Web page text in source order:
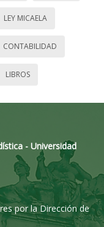
LEY MICAELA
CONTABILIDAD
LIBROS
- Universidad
por la Dirección de